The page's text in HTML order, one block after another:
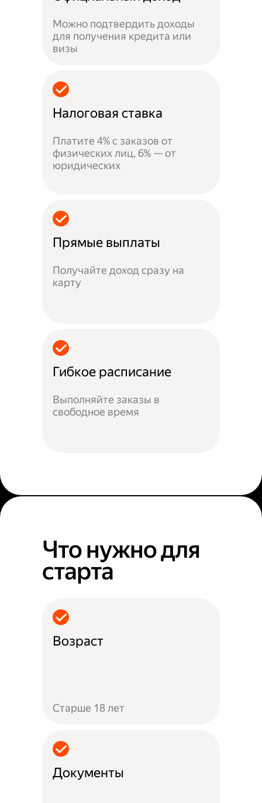
Можно подтвердить доходы
для получения кредита или
визы
Налоговая ставка
Платите 4% с заказов от
физических лиц, 6% — от
юридических
Прямые выплаты
Получайте доход сразу на
карту
Гибкое расписание
Выполняйте заказы в
свободное время
Что нужно для
старта
Возраст
Старше 18 лет
Документы